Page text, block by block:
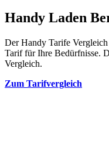
Handy Laden
Der Handy Tarife
Tarif für Ihre Bedürfnisse.
Vergleich.
Zum Tarifvergleich